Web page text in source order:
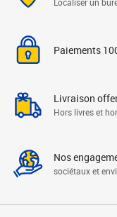
Paiements
Livraison
Hors livres et
Nos
sociétaux et